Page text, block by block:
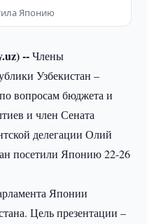
Японию
--Члены
Узбекистан –
вопросам бюджета и
и член Сената
делегации Олий
посетили Японию 22-26
Японии
Цель презентации –